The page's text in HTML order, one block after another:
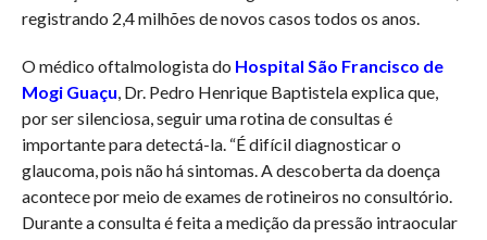
registrando 2,4 milhões de novos casos todos os anos.
O médico oftalmologista do Hospital São Francisco de
Mogi Guaçu, Dr. Pedro Henrique Baptistela explica que,
por ser silenciosa, seguir uma rotina de consultas é
importante para detectá-la. “É difícil diagnosticar o
glaucoma, pois não há sintomas. A descoberta da doença
acontece por meio de exames de rotineiros no consultório.
Durante a consulta é feita a medição da pressão intraocular